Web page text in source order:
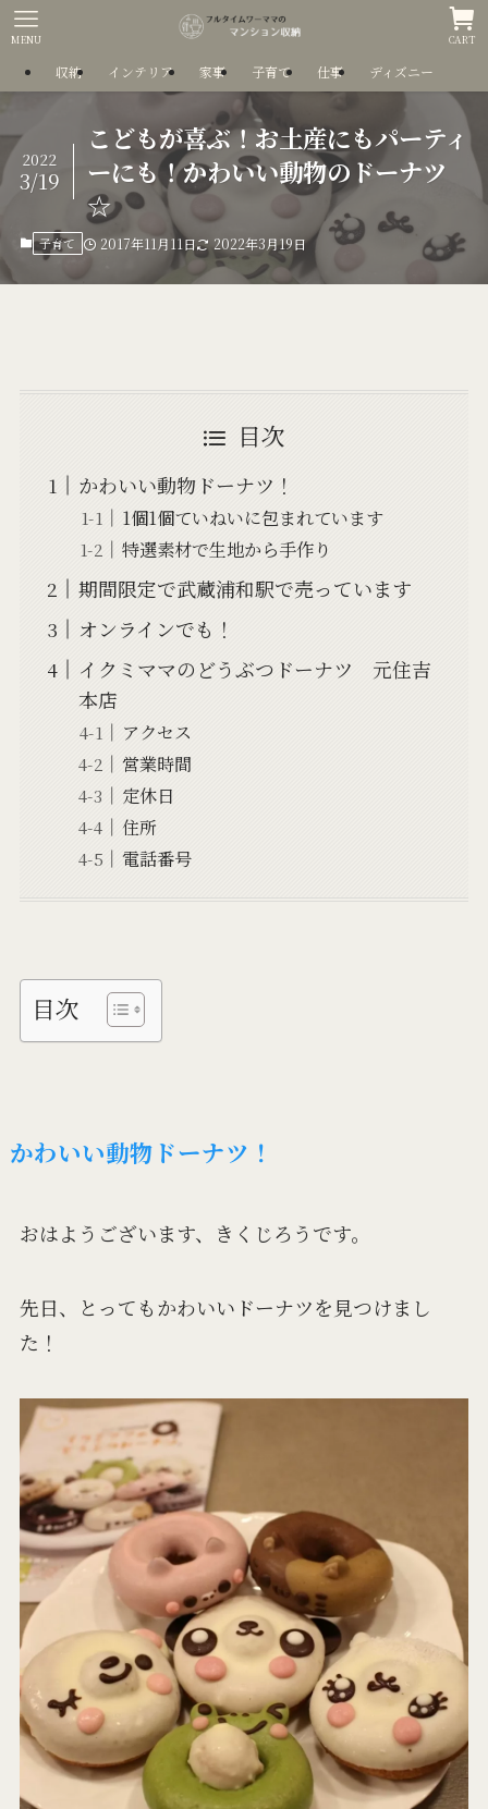
CART
MENU
収納 インテリア 家事 子育て 仕事 ディズニー
こどもが喜ぶ！お土産にもパーティ
ーにも！かわいい動物のドーナツ
☆
2022
3/19
子育て 2017年11月11日 2022年3月19日
目次
かわいい動物ドーナツ！
1個1個ていねいに包まれています
特選素材で生地から手作り
期間限定で武蔵浦和駅で売っています
オンラインでも！
イクミママのどうぶつドーナツ 元住吉
本店
アクセス
営業時間
定休日
住所
電話番号
目次
かわいい動物ドーナツ！
おはようございます、きくじろうです。
先日、とってもかわいいドーナツを見つけまし
た！